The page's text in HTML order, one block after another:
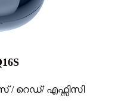
/ റെഡ്/ എഫ്സിസി